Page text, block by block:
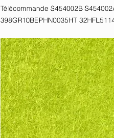
Télécommande S454002B
398GR10BEPHN0035HT